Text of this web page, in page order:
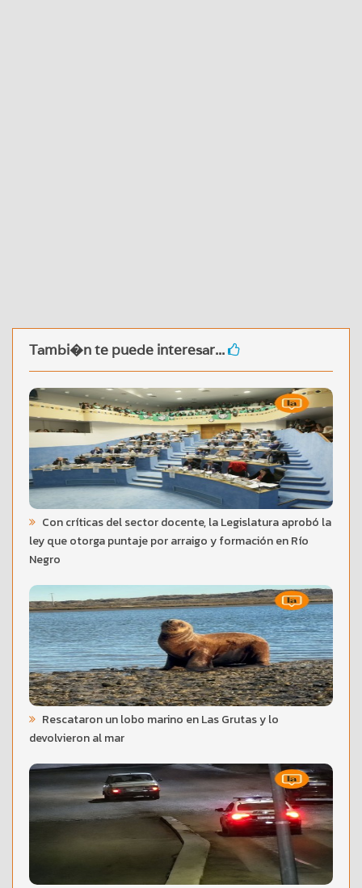
Tambi�n te puede interesar...
Con críticas del sector docente, la Legislatura aprobó la
ley que otorga puntaje por arraigo y formación en Río
Negro
Rescataron un lobo marino en Las Grutas y lo
devolvieron al mar